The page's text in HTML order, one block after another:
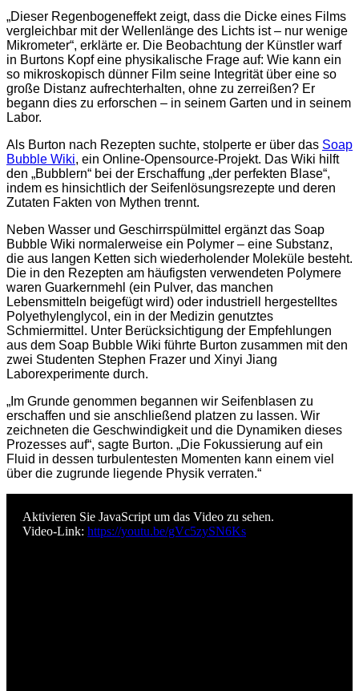
„Dieser Regenbogeneffekt zeigt, dass die Dicke eines Films
vergleichbar mit der Wellenlänge des Lichts ist – nur wenige
Mikrometer“, erklärte er. Die Beobachtung der Künstler warf
in Burtons Kopf eine physikalische Frage auf: Wie kann ein
so mikroskopisch dünner Film seine Integrität über eine so
große Distanz aufrechterhalten, ohne zu zerreißen? Er
begann dies zu erforschen – in seinem Garten und in seinem
Labor.
Als Burton nach Rezepten suchte, stolperte er über das Soap
Bubble Wiki, ein Online-Opensource-Projekt. Das Wiki hilft
den „Bubblern“ bei der Erschaffung „der perfekten Blase“,
indem es hinsichtlich der Seifenlösungsrezepte und deren
Zutaten Fakten von Mythen trennt.
Neben Wasser und Geschirrspülmittel ergänzt das Soap
Bubble Wiki normalerweise ein Polymer – eine Substanz,
die aus langen Ketten sich wiederholender Moleküle besteht.
Die in den Rezepten am häufigsten verwendeten Polymere
waren Guarkernmehl (ein Pulver, das manchen
Lebensmitteln beigefügt wird) oder industriell hergestelltes
Polyethylenglycol, ein in der Medizin genutztes
Schmiermittel. Unter Berücksichtigung der Empfehlungen
aus dem Soap Bubble Wiki führte Burton zusammen mit den
zwei Studenten Stephen Frazer und Xinyi Jiang
Laborexperimente durch.
„Im Grunde genommen begannen wir Seifenblasen zu
erschaffen und sie anschließend platzen zu lassen. Wir
zeichneten die Geschwindigkeit und die Dynamiken dieses
Prozesses auf“, sagte Burton. „Die Fokussierung auf ein
Fluid in dessen turbulentesten Momenten kann einem viel
über die zugrunde liegende Physik verraten.“
Aktivieren Sie JavaScript um das Video zu sehen.
Video-Link: https://youtu.be/gVc5zySN6Ks